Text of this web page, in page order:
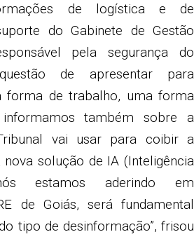
de logística e de
do Gabinete de Gestão
pela segurança do
de apresentar para
forma de trabalho, uma forma
também sobre a
vai usar para coibir a
solução de IA (Inteligência
estamos aderindo em
de Goiás, será fundamental
tipo de desinformação”, frisou